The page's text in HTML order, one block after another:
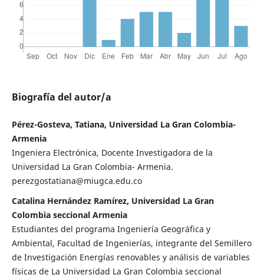
Biografía del autor/a
Pérez-Gosteva, Tatiana, Universidad La Gran Colombia-
Armenia
Ingeniera Electrónica, Docente Investigadora de la
Universidad La Gran Colombia- Armenia.
perezgostatiana@miugca.edu.co
Catalina Hernández Ramírez, Universidad La Gran
Colombia seccional Armenia
Estudiantes del programa Ingeniería Geográfica y
Ambiental, Facultad de Ingenierías, integrante del Semillero
de Investigación Energías renovables y análisis de variables
físicas de La Universidad La Gran Colombia seccional